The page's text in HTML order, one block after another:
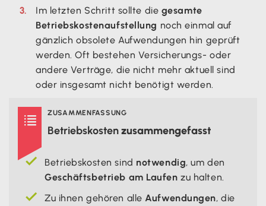
Im letzten Schritt sollte die gesamte
Betriebskostenaufstellung noch einmal auf
gänzlich obsolete Aufwendungen hin geprüft
werden. Oft bestehen Versicherungs- oder
andere Verträge, die nicht mehr aktuell sind
oder insgesamt nicht benötigt werden.
 ZUSAMMENFASSUNG
Betriebskostenzusammengefasst
Betriebskosten sind notwendig, um den
Geschäftsbetrieb am Laufen zu halten.
Zu ihnen gehören alleAufwendungen, die